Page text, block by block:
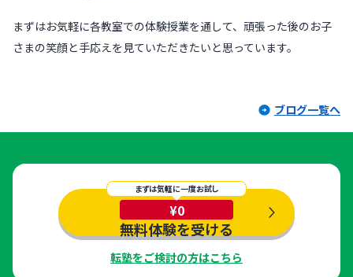
まずはお気軽に各教室での体験授業を通して、頑張った後のお子
さまの笑顔と手応えを見ていただきたいと思っています。
ブログ一覧へ
まずは気軽に一度お試し
¥0
無料体験を受ける
転塾をご検討の方はこちら